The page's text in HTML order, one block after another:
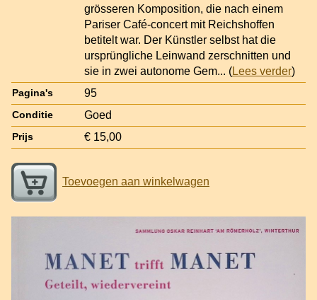
grösseren Komposition, die nach einem
Pariser Café-concert mit Reichshoffen
betitelt war. Der Künstler selbst hat die
ursprüngliche Leinwand zerschnitten und
sie in zwei autonome Gem... (Lees verder)
Pagina's 95
Conditie Goed
Prijs € 15,00
Toevoegen aan winkelwagen